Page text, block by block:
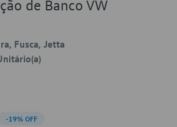
de Banco VW
Fusca, Jetta
-19% OFF